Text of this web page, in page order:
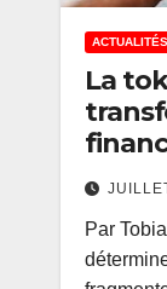
ACTUALITÉS
La
Par